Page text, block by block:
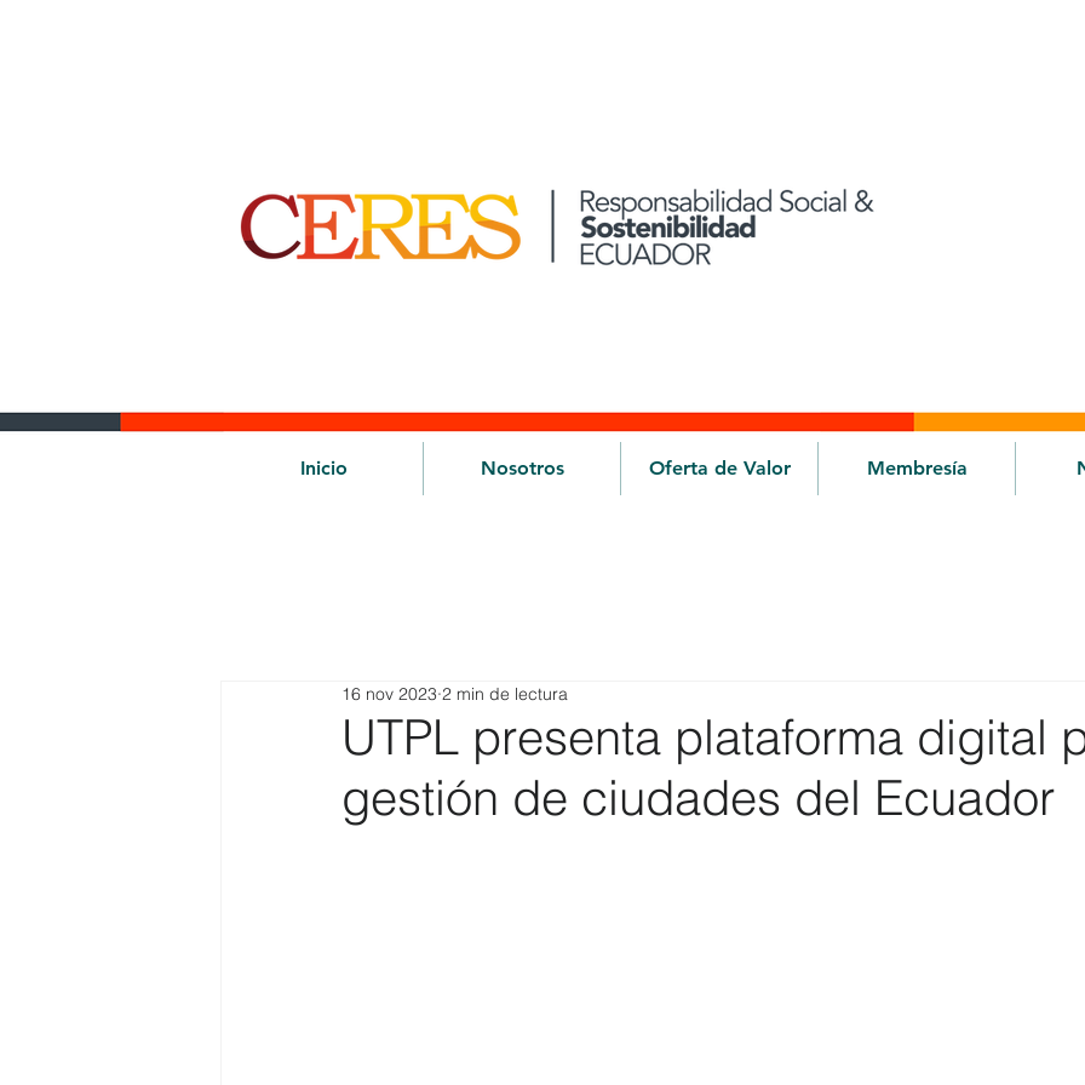
Inicio Nosotros Oferta de Valor Membresía
UTPL presenta plataforma digital
gestión de ciudades del Ecuador
16 nov 2023 2 min de lectura